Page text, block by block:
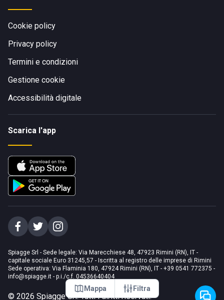
Mappa Filtra
Cookie policy
Privacy policy
Termini e condizioni
Gestione cookie
Accessibilità digitale
Scarica l'app
Spiagge Srl - Sede legale: Via Marecchiese 48, 47923 Rimini (RN), IT -
capitale sociale Euro 31245,57 - Iscritta al registro delle imprese di Rimini
Sede operativa: Via Flaminia 180, 47924 Rimini (RN), IT - +39 0541 772375 -
info@spiagge.it - p.i./c.f. 04536640404
© 2026 Spiagge Srl. Tutti i diritti riservati.